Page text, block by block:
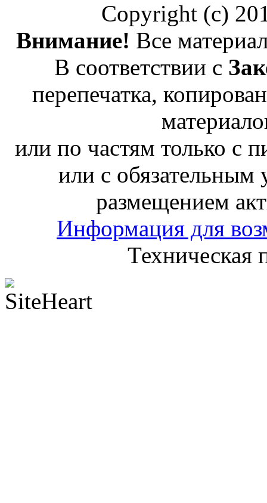
Copyright (c)
Внимание! Все
В соответствии с
перепечатка,
или по частям только с
или с
размещением
Информация для
Техническая